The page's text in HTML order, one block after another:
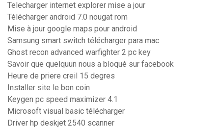
Telecharger internet explorer mise a jour
Télécharger android 7.0 nougat rom
Mise à jour google maps pour android
Samsung smart switch télécharger para mac
Ghost recon advanced warfighter 2 pc key
Savoir que quelquun nous a bloqué sur facebook
Heure de priere creil 15 degres
Installer site le bon coin
Keygen pc speed maximizer 4.1
Microsoft visual basic télécharger
Driver hp deskjet 2540 scanner